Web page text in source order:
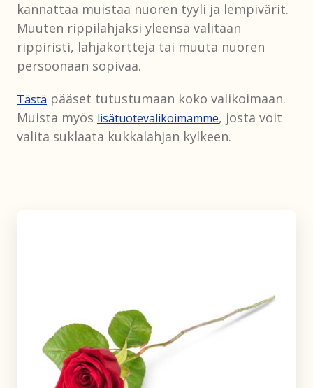
kannattaa muistaa nuoren tyyli ja lempivärit.
Muuten rippilahjaksi yleensä valitaan
rippiristi, lahjakortteja tai muuta nuoren
persoonaan sopivaa.
Tästä pääset tutustumaan koko valikoimaan.
Muista myös lisätuotevalikoimamme, josta voit
valita suklaata kukkalahjan kylkeen.